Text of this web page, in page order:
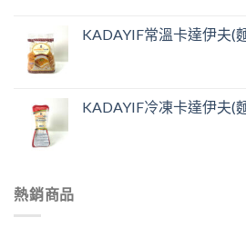
KADAYIF常溫卡達伊夫(
KADAYIF冷凍卡達伊夫(
熱銷商品